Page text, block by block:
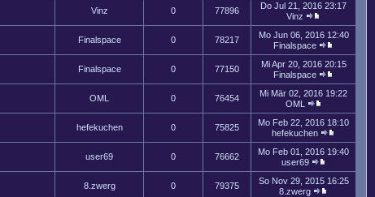
Vinz 0 77896
Do Jul 21, 2016 23:17
Vinz
Finalspace 0 78217
Mo Jun 06, 2016 12:40
Finalspace
Finalspace 0 77150
Mi Apr 20, 2016 20:15
Finalspace
OML 0 76454
Mi Mär 02, 2016 19:22
OML
hefekuchen 0 75825
Mo Feb 22, 2016 18:10
hefekuchen
user69 0 76662
Mo Feb 01, 2016 19:40
user69
8.zwerg 0 79375
So Nov 29, 2015 16:25
8.zwerg